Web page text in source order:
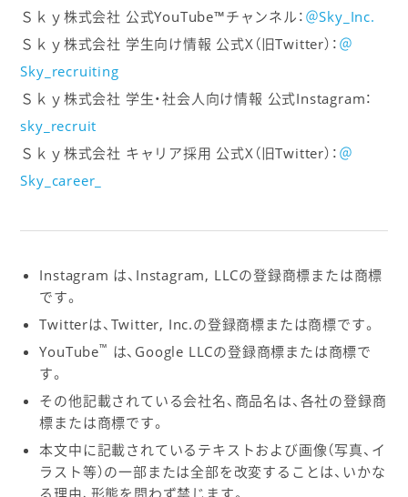
Ｓｋｙ株式会社 公式YouTube™チャンネル： ＠Sky_Inc.
Ｓｋｙ株式会社 学生向け情報 公式X（旧Twitter）： ＠
Sky_recruiting
Ｓｋｙ株式会社 学生・社会人向け情報 公式Instagram：
sky_recruit
Ｓｋｙ株式会社 キャリア採用 公式X（旧Twitter）： ＠
Sky_career_
Instagram は、Instagram, LLCの登録商標または商標
です。
Twitterは、Twitter, Inc.の登録商標または商標です。
YouTube™ は、Google LLCの登録商標または商標で
す。
その他記載されている会社名、商品名は、各社の登録商
標または商標です。
本文中に記載されているテキストおよび画像（写真、イ
ラスト等）の一部または全部を改変することは、いかな
る理由、形態を問わず禁じます。